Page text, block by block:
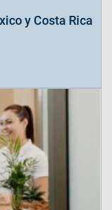
y Costa Rica